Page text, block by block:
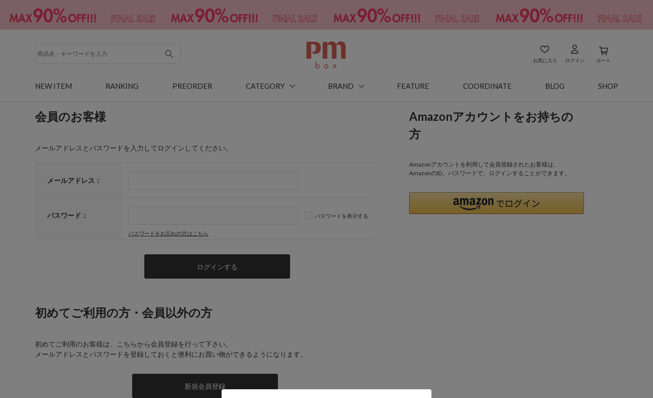
お気に入り ログイン カート
NEW ITEM RANKING PREORDER CATEGORY BRAND FEATURE COORDINATE BLOG SHOP
会員のお客様
メールアドレスとパスワードを入力してログインしてください。
メールアドレス：
パスワード： パスワードを表示する
パスワードをお忘れの方はこちら
Amazonアカウントをお持ちの
方
Amazonアカウントを利用して会員登録されたお客様は、
AmazonのID、パスワードで、ログインすることができます。
初めてご利用の方・会員以外の方
初めてご利用のお客様は、こちらから会員登録を行って下さい。
メールアドレスとパスワードを登録しておくと便利にお買い物ができるようになります。